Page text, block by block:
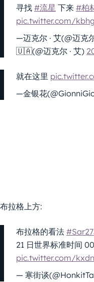
寻找 #流星 下来 #柏
pic.twitter.com/
—迈克尔 · 艾(@迈
🇺🇦(@迈克尔 · 艾)
就在这里
—金银花
布拉格上方:
布拉格的看法
21 日世界标准时间
pic.twitter.com/
— 寒街谈